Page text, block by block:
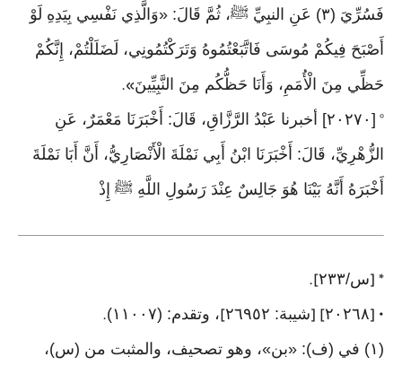
فَسُرِّيَ (٣) عَنِ النبِيِّ ﷺ، ثُمَّ قَالَ: «وَالَّذِي نَفْسِي بِيَدِهِ لَوْ
أَصْبَحَ فِيكُمْ مُوسَى فَاتَّبَعْتُمُوهُ وَتَرَكْتُمُونِي، لَضَلَلْتُمْ، إِنَّكُمْ
حَظِّي مِنَ الْأُمَمِ، وَأَنَا حَظُّكُم مِنَ النَّبِيِّينَ».
°
[٢٠٢٧٠] أخبرنا عَبْدُ الرَّزَّاقِ، قَالَ: أَخْبَرَنَا مَعْمَرٌ، عَنِ
الزُّهْرِيِّ، قَالَ: أَخْبَرَنَا ابْنُ أَبِي نَمْلَةَ الْأَنْصَارِيُّ، أَنَّ أَبَا نَمْلَةَ
أَخْبَرَهُ أَنَّهُ بَيْنَا هُوَ جَالِسٌ عِنْدَ رَسُولِ اللَّهِ ﷺ إِذْ
* [س/٢٣٣ ].
• [٢٠٢٦٨] [شيبة: ٢٦٩٥٢ ] ، وتقدم: (١١٠٠٧) .
(١) في (ف): «بن»، وهو تصحيف، والمثبت من (س)،